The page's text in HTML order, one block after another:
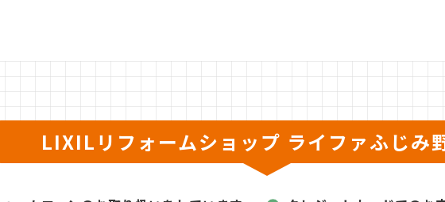
LIXILリフォームショップ ライファふじみ